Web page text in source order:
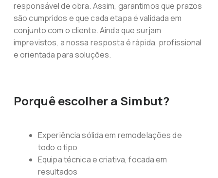
responsável de obra. Assim, garantimos que prazos
são cumpridos e que cada etapa é validada em
conjunto com o cliente. Ainda que surjam
imprevistos, a nossa resposta é rápida, profissional
e orientada para soluções.
Porquê escolher a Simbut?
Experiência sólida em remodelações de
todo o tipo
Equipa técnica e criativa, focada em
resultados